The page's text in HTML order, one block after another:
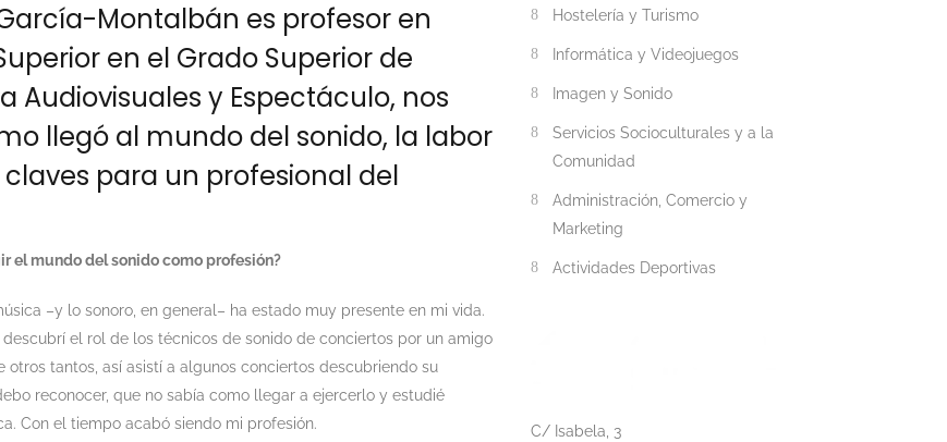
Montalbán es profesor en
en el Grado Superior de
Audiovisuales y Espectáculo, nos
llegó al mundo del sonido, la labor
para un profesional del
el mundo del sonido como profesión?
–y lo sonoro, en general– ha estado muy presente en mi vida.
descubrí el rol de los técnicos de sonido de conciertos por un amigo
otros tantos, así asistí a algunos conciertos descubriendo su
reconocer, que no sabía como llegar a ejercerlo y estudié
Con el tiempo acabó siendo mi profesión.
Hostelería y Turismo
Informática y Videojuegos
Imagen y Sonido
Servicios Socioculturales y a la
Comunidad
Administración, Comercio y
Marketing
Actividades Deportivas
C/ Isabela, 3